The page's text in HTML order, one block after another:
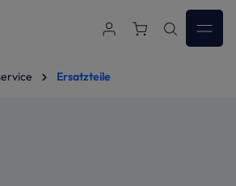
Ersatzteile